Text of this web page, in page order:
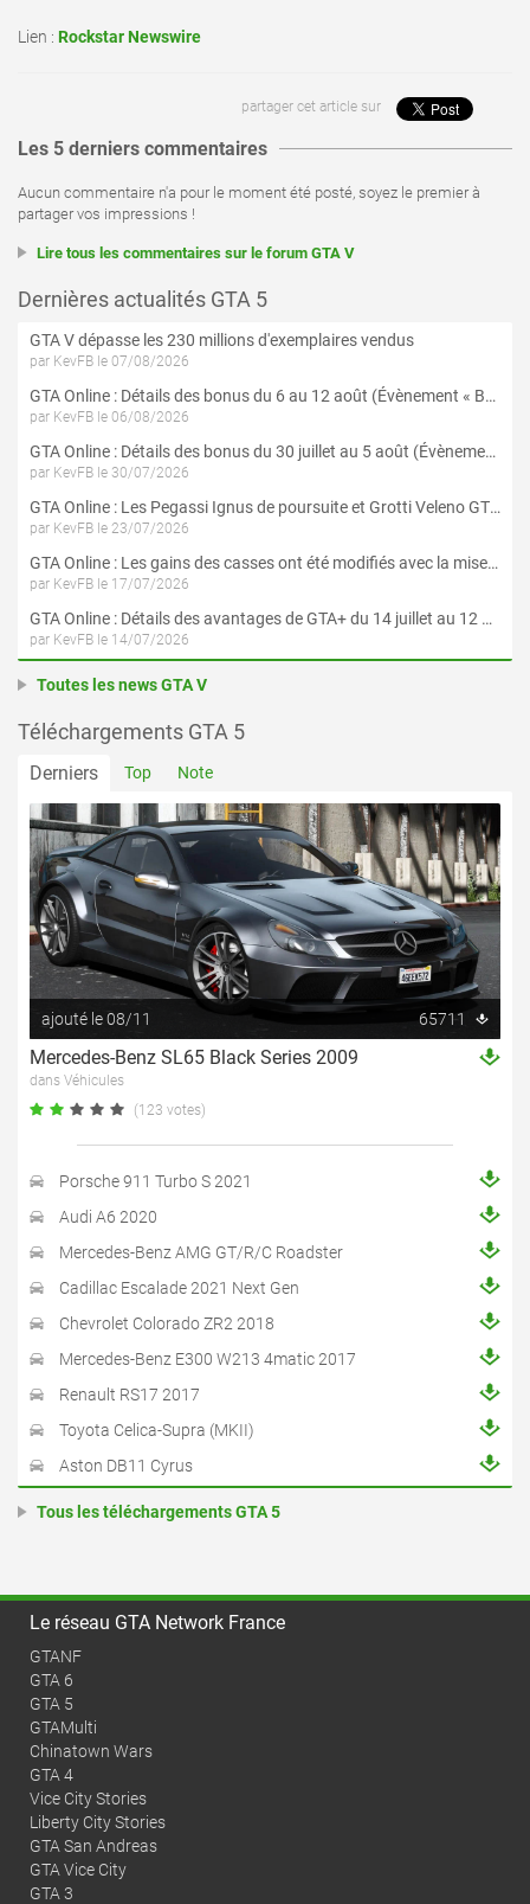
Lien : Rockstar Newswire
partager cet article sur
Les 5 derniers commentaires
Aucun commentaire n'a pour le moment été posté, soyez le premier à
partager vos impressions !
Lire tous les commentaires sur le forum GTA V
Dernières actualités GTA 5
GTA V dépasse les 230 millions d'exemplaires vendus
par KevFB le 07/08/2026
GTA Online : Détails des bonus du 6 au 12 août (Évènement « Braquages de l'été » - Suite et fin)
par KevFB le 06/08/2026
GTA Online : Détails des bonus du 30 juillet au 5 août (Évènement « Braquages d'été »)
par KevFB le 30/07/2026
GTA Online : Les Pegassi Ignus de poursuite et Grotti Veleno GT sont maintenant disponibles
par KevFB le 23/07/2026
GTA Online : Les gains des casses ont été modifiés avec la mise à jour « Le Braquage du Kortz Center »
par KevFB le 17/07/2026
GTA Online : Détails des avantages de GTA+ du 14 juillet au 12 août
par KevFB le 14/07/2026
Toutes les news GTA V
Téléchargements GTA 5
Derniers Top Note
ajouté le 08/11 65711
Mercedes-Benz SL65 Black Series 2009
dans Véhicules
(123 votes)
Porsche 911 Turbo S 2021
Audi A6 2020
Mercedes-Benz AMG GT/R/C Roadster
Cadillac Escalade 2021 Next Gen
Chevrolet Colorado ZR2 2018
Mercedes-Benz E300 W213 4matic 2017
Renault RS17 2017
Toyota Celica-Supra (MKII)
Aston DB11 Cyrus
Tous les téléchargements GTA 5
Le réseau GTA Network France
GTANF
GTA 6
GTA 5
GTAMulti
Chinatown Wars
GTA 4
Vice City Stories
Liberty City Stories
GTA San Andreas
GTA Vice City
GTA 3